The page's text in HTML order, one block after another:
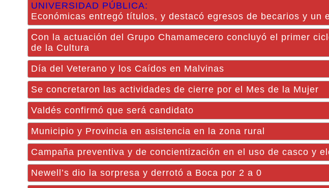
UNIVERSIDAD PÚBLICA:
Económicas entregó títulos, y destacó egresos de becarios y un
Con la actuación del Grupo Chamamecero concluyó el primer
de la Cultura
Día del Veterano y los Caídos en Malvinas
Se concretaron las actividades de cierre por el Mes de la Mujer
Valdés confirmó que será candidato
Municipio y Provincia en asistencia en la zona rural
Campaña preventiva y de concientización en el uso de casco y
Newell’s dio la sorpresa y derrotó a Boca por 2 a 0